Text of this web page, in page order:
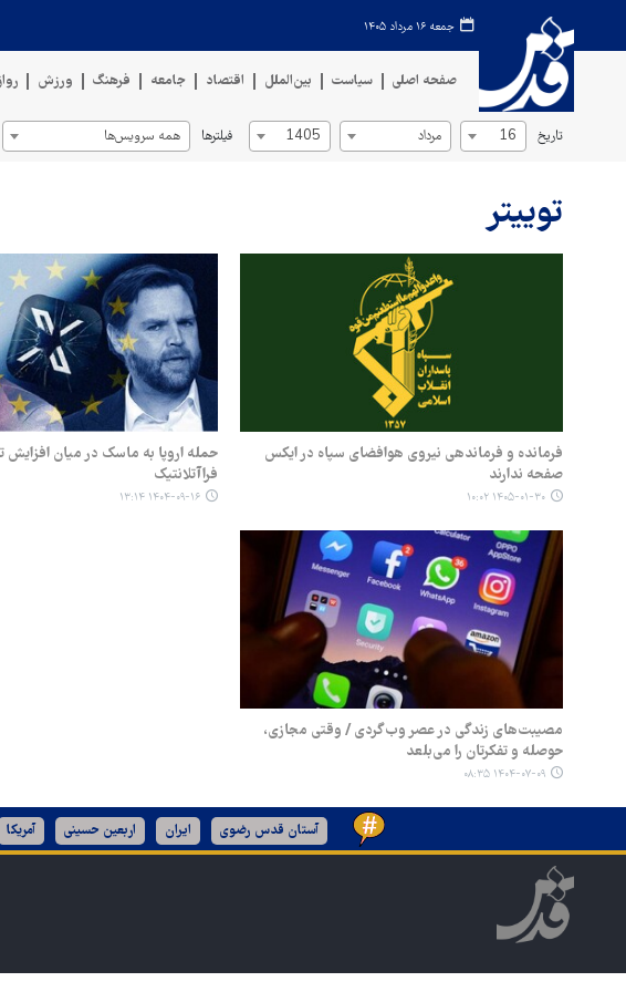
جمعه ۱۶ مرداد ۱۴۰۵
صفحه اصلی سیاست بین‌الملل اقتصاد جامعه فرهنگ ورزش
تاریخ 16 مرداد 1405 فیلترها همه سرویس‌ها
توییتر
فرمانده و فرماندهی نیروی هوافضای سپاه در ایکس
صفحه ندارند
۱۴۰۵-۰۱-۳۰ ۱۰:۰۲
حمله اروپا به ماسک در میان
فراآتلانتیک
۱۴۰۴-۰۹-۱۶ ۱۳:۱۴
مصیبت‌های زندگی در عصر وب‌گردی / وقتی مجازی،
حوصله و تفکرتان را می‌بلعد
۱۴۰۴-۰۷-۰۹ ۰۸:۳۵
آستان قدس رضوی ایران اربعین حسینی آمریکا